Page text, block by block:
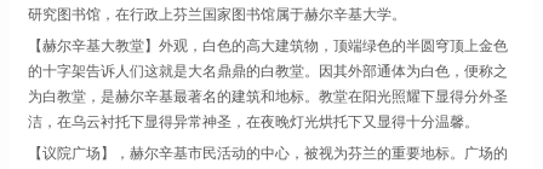
研究图书馆，在行政上芬兰国家图书馆属于赫尔辛基大学。
【赫尔辛基大教堂】外观，白色的高大建筑物，顶端绿色的半圆穹顶上金色
的十字架告诉人们这就是大名鼎鼎的白教堂。因其外部通体为白色，便称之
为白教堂，是赫尔辛基最著名的建筑和地标。教堂在阳光照耀下显得分外圣
洁，在乌云衬托下显得异常神圣，在夜晚灯光烘托下又显得十分温馨。
【议院广场】，赫尔辛基市民活动的中心，被视为芬兰的重要地标。广场的